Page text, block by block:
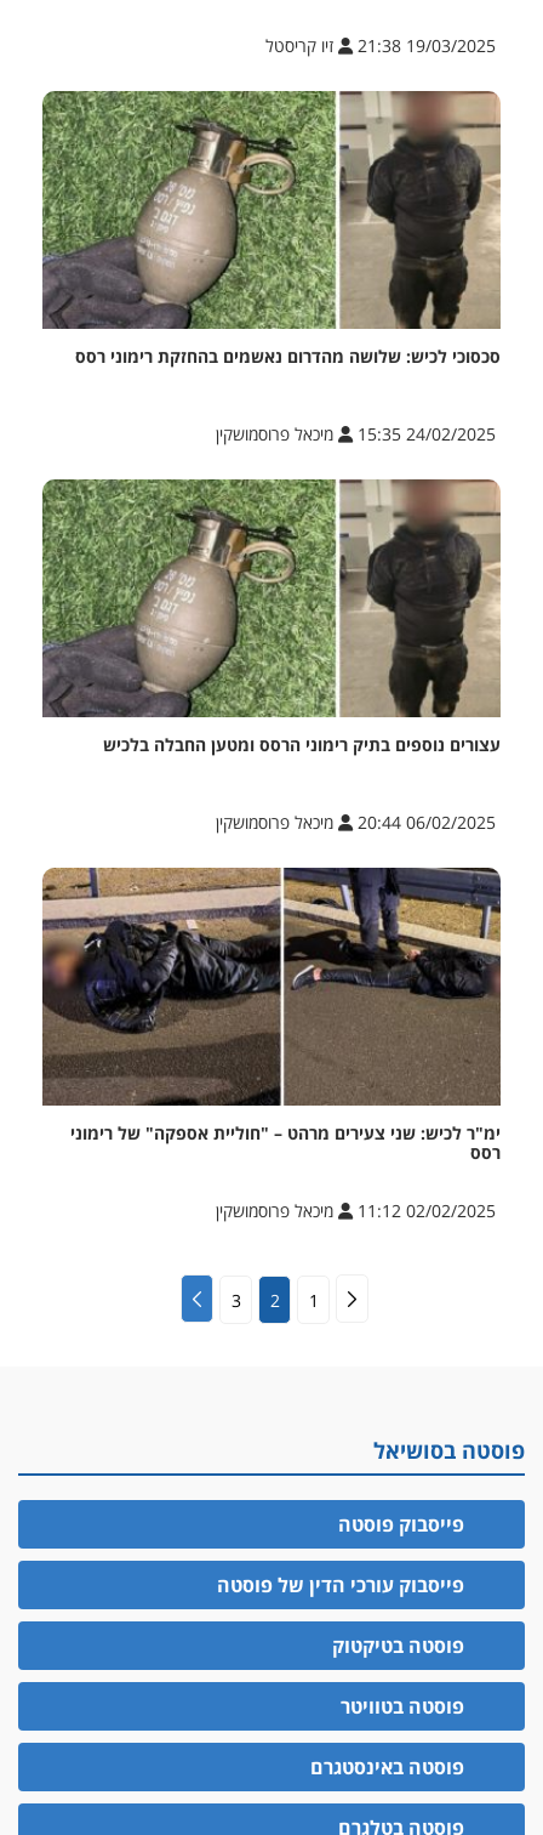
19/03/2025 21:38 זיו קריסטל
סכסוכי לכיש: שלושה מהדרום נאשמים בהחזקת רימוני רסס
24/02/2025 15:35 מיכאל פרוסמושקין
עצורים נוספים בתיק רימוני הרסס ומטען החבלה בלכיש
06/02/2025 20:44 מיכאל פרוסמושקין
ימ"ר לכיש: שני צעירים מרהט – "חוליית אספקה" של רימוני
רסס
02/02/2025 11:12 מיכאל פרוסמושקין
1
2
3
פוסטה בסושיאל
פייסבוק פוסטה
פייסבוק עורכי הדין של פוסטה
פוסטה בטיקטוק
פוסטה בטוויטר
פוסטה באינסטגרם
פוסטה בטלגרם